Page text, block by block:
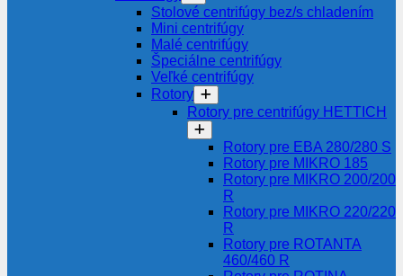
Stolové centrifúgy bez/s chladením
Mini centrifúgy
Malé centrifúgy
Špeciálne centrifúgy
Veľké centrifúgy
Rotory
Rotory pre centrifúgy HETTICH
Rotory pre EBA 280/280 S
Rotory pre MIKRO 185
Rotory pre MIKRO 200/200
R
Rotory pre MIKRO 220/220
R
Rotory pre ROTANTA
460/460 R